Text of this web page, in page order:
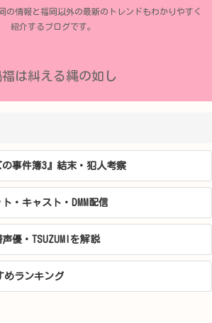
の情報と福岡以外の最新のトレンドもわかりやすく
紹介するブログです。
福は糾える縄の如し
の事件簿3』結末・犯人考察
・キャスト・DMM配信
優・TSUZUMIを解説
ランキング